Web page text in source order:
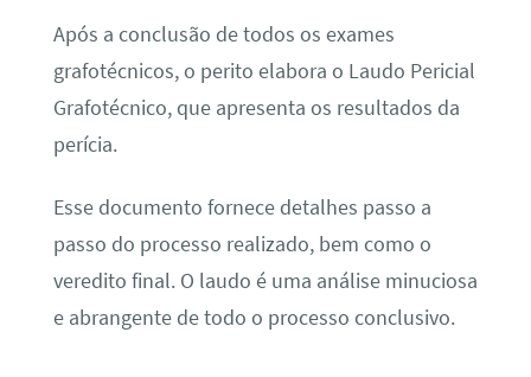
Após a conclusão de todos os exames
grafotécnicos, o perito elabora o Laudo Pericial
Grafotécnico, que apresenta os resultados da
perícia.
Esse documento fornece detalhes passo a
passo do processo realizado, bem como o
veredito final. O laudo é uma análise minuciosa
e abrangente de todo o processo conclusivo.